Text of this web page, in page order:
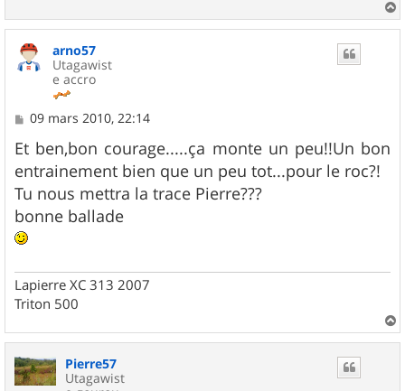
a
u
arno57
Utagawist
e accro
M
s
s
a
g
e
09 mars 2010, 22:14
Et ben,bon courage.....ça monte un peu!!Un bon
entrainement bien que un peu tot...pour le roc?!
Tu nous mettra la trace Pierre???
bonne ballade
Lapierre XC 313 2007
Triton 500
a
Pierre57
Utagawist